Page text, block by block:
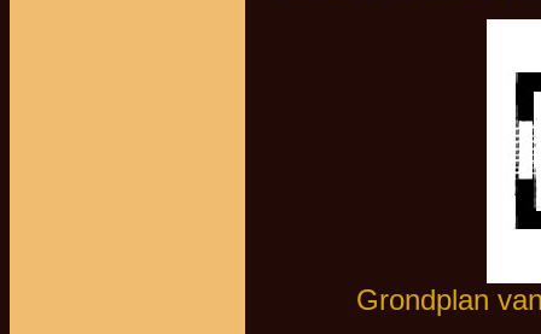
Grondplan